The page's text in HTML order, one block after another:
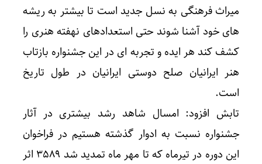
میراث فرهنگی به نسل جدید است تا بیشتر به ریشه
های خود آشنا شوند حتی استعدادهای نهفته هنری را
کشف کند هر ایده و تجربه ای در این جشنواره بازتاب
هنر ایرانیان صلح دوستی ایرانیان در طول تاریخ
است.
تابش افزود: امسال شاهد رشد بیشتری در آثار
جشنواره نسبت به ادوار گذشته هستیم در فراخوان
این دوره در تیرماه که تا مهر ماه تمدید شد ٣۵٨٩ اثر